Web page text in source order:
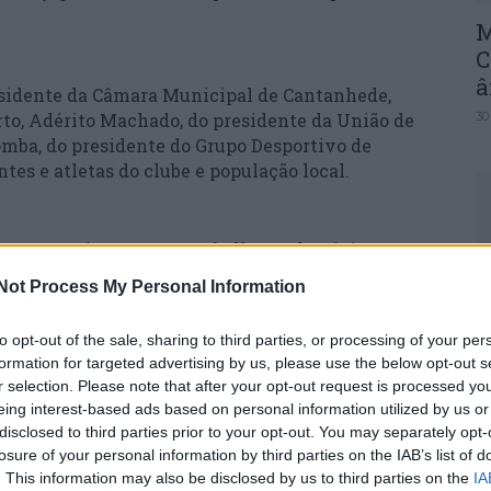
Process My Personal Information
opt-out of the sale, sharing to third parties, or processing of your
for targeted advertising by us, please use the below opt-out
selection. Please note that after your opt-out request is processed
interest-based ads based on personal information utilized by us
to third parties prior to your opt-out. You may separately
of your personal information by third parties on the IAB’s list of
This information may also be disclosed by us to third parties on the
da Câmara Municipal de Cantanhede,
Adérito Machado, do presidente da União de
do presidente do Grupo Desportivo de
e atletas do clube e população local.
o importante trabalho no domínio
desenvolve, elogiando o espírito de
em prol do desenvolvimento do Grupo
o clube dá ao futebol de formação, com
na adoção de comportamentos